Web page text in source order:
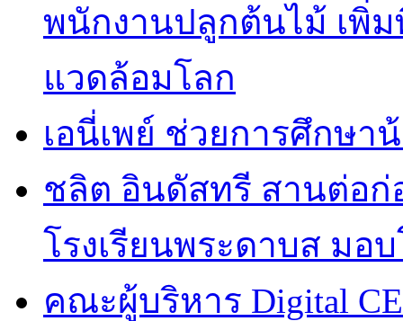
พนักงานปลูกต้นไม้ เพิ่ม
แวดล้อมโลก
เอนี่เพย์ ช่วยการศึกษา
ชลิต อินดัสทรี สานต่อก่
โรงเรียนพระดาบส มอ
คณะผู้บริหาร Digital